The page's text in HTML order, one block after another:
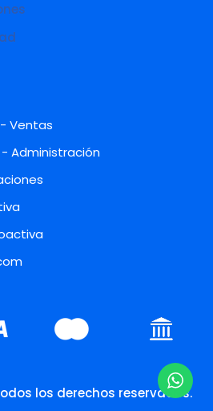
- Ventas
- Administración
los derechos reservados.